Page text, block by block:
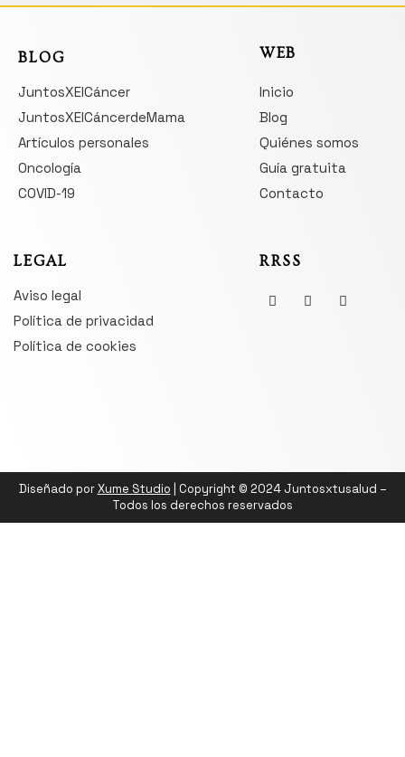
BLOG
JuntosXElCáncer
JuntosXElCáncerdeMama
Artículos personales
Oncología
COVID-19
WEB
Inicio
Blog
Quiénes somos
Guía gratuita
Contacto
LEGAL
Aviso legal
Política de privacidad
Política de cookies
RRSS
Diseñado porXume Studio | Copyright © 2024 Juntosxtusalud –
Todos los derechos reservados